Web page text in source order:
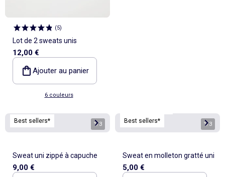
(5)
Lot de 2 sweats unis
12,00 €
Ajouter au panier
6 couleurs
Best sellers* 1/3
Sweat uni zippé à capuche
9,00 €
Best sellers*
1/3
Sweat en molleton gratté uni
5,00 €